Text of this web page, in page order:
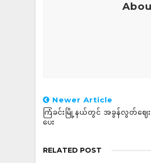
Newer Article
ကြံခင်းမြို့နယ်တွင် အခွန်လွတ်ဈေး(
ပေး
RELATED POST